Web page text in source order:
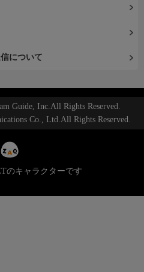
について
Guide, Inc.All Rights Reserved.
Co., Ltd.All Rights Reserved.
のキャラクターです